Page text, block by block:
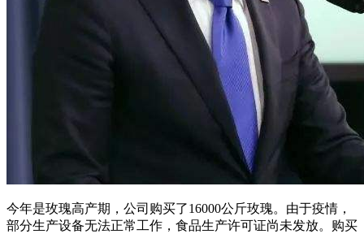
今年是玫瑰高产期，公司购买了16000公斤玫瑰。由于疫情，
部分生产设备无法正常工作，食品生产许可证尚未发放。购买